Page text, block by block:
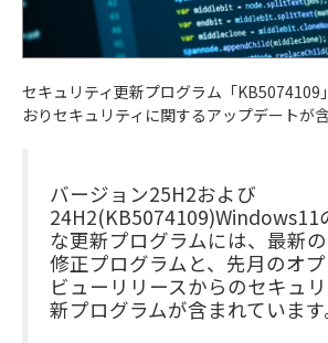
セキュリティ更新プログラム「KB5074109
おりセキュリティに関するアップデートが
バージョン25H2および
24H2(KB5074109)Windows11
な更新プログラムには、最新
修正プログラムと、先月のオ
ビューリリースからのセキュ
新プログラムが含まれています